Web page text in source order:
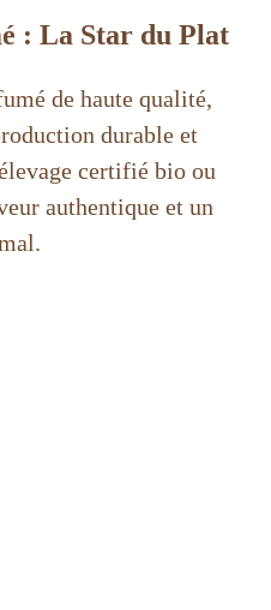
: La Star du Plat
de haute qualité,
durable et
certifié bio ou
authentique et un